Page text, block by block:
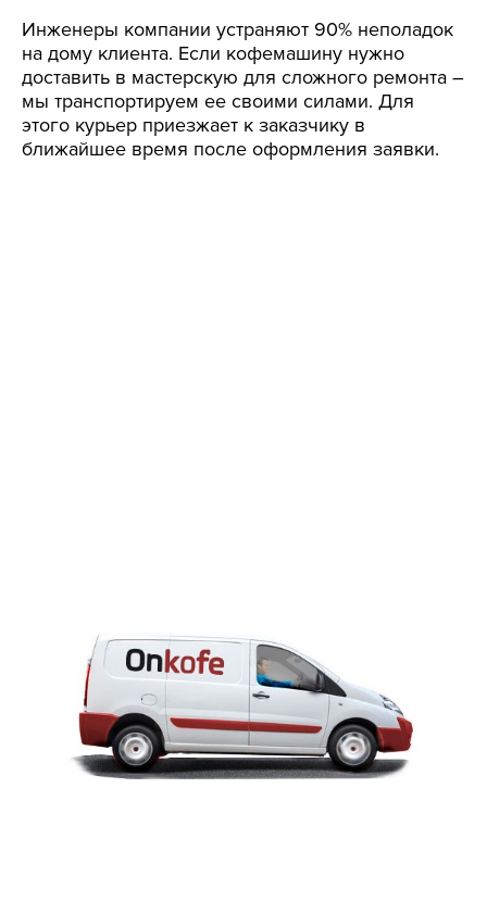
Инженеры компании устраняют 90% неполадок
на дому клиента. Если кофемашину нужно
доставить в мастерскую для сложного ремонта –
мы транспортируем ее своими силами. Для
этого курьер приезжает к заказчику в
ближайшее время после оформления заявки.